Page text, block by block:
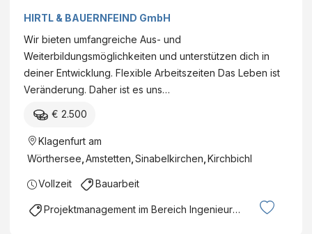
HIRTL & BAUERNFEIND GmbH
Wir bieten umfangreiche Aus- und
Weiterbildungsmöglichkeiten und unterstützen dich in
deiner Entwicklung. Flexible Arbeitszeiten Das Leben ist
Veränderung. Daher ist es uns…
€ 2.500
Klagenfurt am
Wörthersee Amstetten Sinabelkirchen Kirchbichl
Vollzeit Bauarbeit
Projektmanagement im Bereich Ingenieurswesen